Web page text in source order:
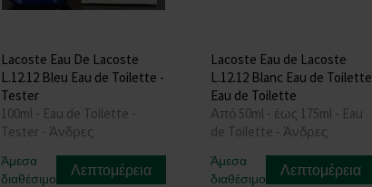
Lacoste Eau De Lacoste
L.12.12 Bleu Eau de Toilette -
Tester
100ml - Eau de Toilette -
Tester - Άνδρες
Άμεσα
διαθέσιμο
Λεπτομέρεια
Lacoste Eau de Lacoste
L.12.12 Blanc Eau de Toilette
Eau de Toilette
Από 50ml - έως 175ml - Eau
de Toilette - Άνδρες
Άμεσα
διαθέσιμο
Λεπτομέρεια